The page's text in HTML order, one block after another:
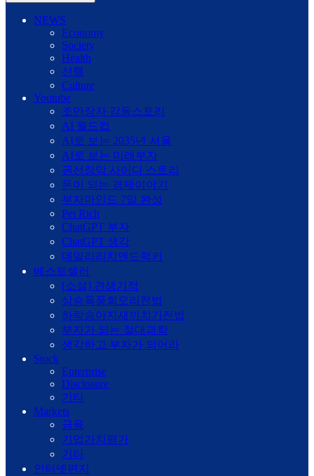
NEWS
Economy
Society
Health
선행
Culture
Youtube
조만장자 감동스토리
AI 월드컵
AI로 보는 2035년 서울
AI로 보는 미래부자
권선징악 사이다 스토리
돈이 되는 경제이야기
부자마인드 7일 완성
Pet Rich
ChatGPT 부자
ChatGPT 생각
데일리리치앤드럭키
베스트셀러
[소설] 견생기적
상승폭풍회오리전법
하락송아지새끼치기전법
부자가 되는 절대과학
생각하고 부자가 되어라
Stock
Enterprise
Disclosure
기타
Markets
금융
기업가치평가
기타
인터넷편지